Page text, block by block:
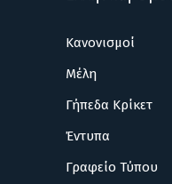
Κανονισμοί
Μέλη
Γήπεδα Κρίκετ
Έντυπα
Γραφείο Τύπου